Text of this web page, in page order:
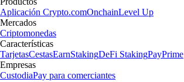
Aplicación Crypto.comOnchainLevel Up
Mercados
Criptomonedas
Características
TarjetasCestasEarnStakingDeFi StakingPayPrime
Empresas
CustodiaPay para comerciantes